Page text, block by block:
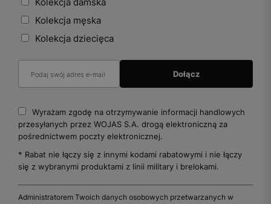
Kolekcja damska
Kolekcja męska
Kolekcja dziecięca
Wyrażam zgodę na otrzymywanie informacji handlowych
przesyłanych przez WOJAS S.A. drogą elektroniczną za
pośrednictwem poczty elektronicznej.
* Rabat nie łączy się z innymi kodami rabatowymi i nie łączy
się z wybranymi produktami z linii military i brelokami.
Administratorem Twoich danych osobowych przetwarzanych w